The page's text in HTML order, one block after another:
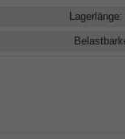
Lagerlänge: